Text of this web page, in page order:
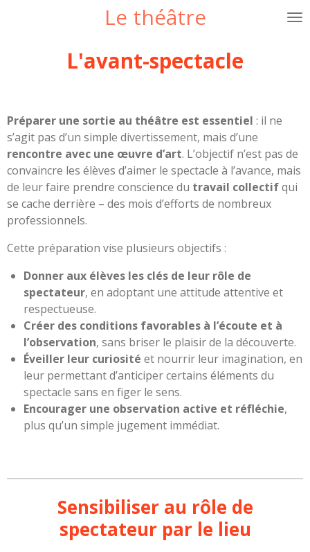
Le théâtre
L'avant-spectacle
Préparer une sortie au théâtre est essentiel : il ne
s’agit pas d’un simple divertissement, mais d’une
rencontre avec une œuvre d’art. L’objectif n’est pas de
convaincre les élèves d’aimer le spectacle à l’avance, mais
de leur faire prendre conscience du travail collectifqui
se cache derrière – des mois d’efforts de nombreux
professionnels.
Cette préparation vise plusieurs objectifs :
Donner aux élèves les clés de leur rôle de
spectateur, en adoptant une attitude attentive et
respectueuse.
Créer des conditions favorables à l’écoute et à
l’observation, sans briser le plaisir de la découverte.
Éveiller leur curiosité et nourrir leur imagination, en
leur permettant d’anticiper certains éléments du
spectacle sans en figer le sens.
Encourager une observation active et réfléchie,
plus qu’un simple jugement immédiat.
Sensibiliser au rôle de
spectateur par le lieu